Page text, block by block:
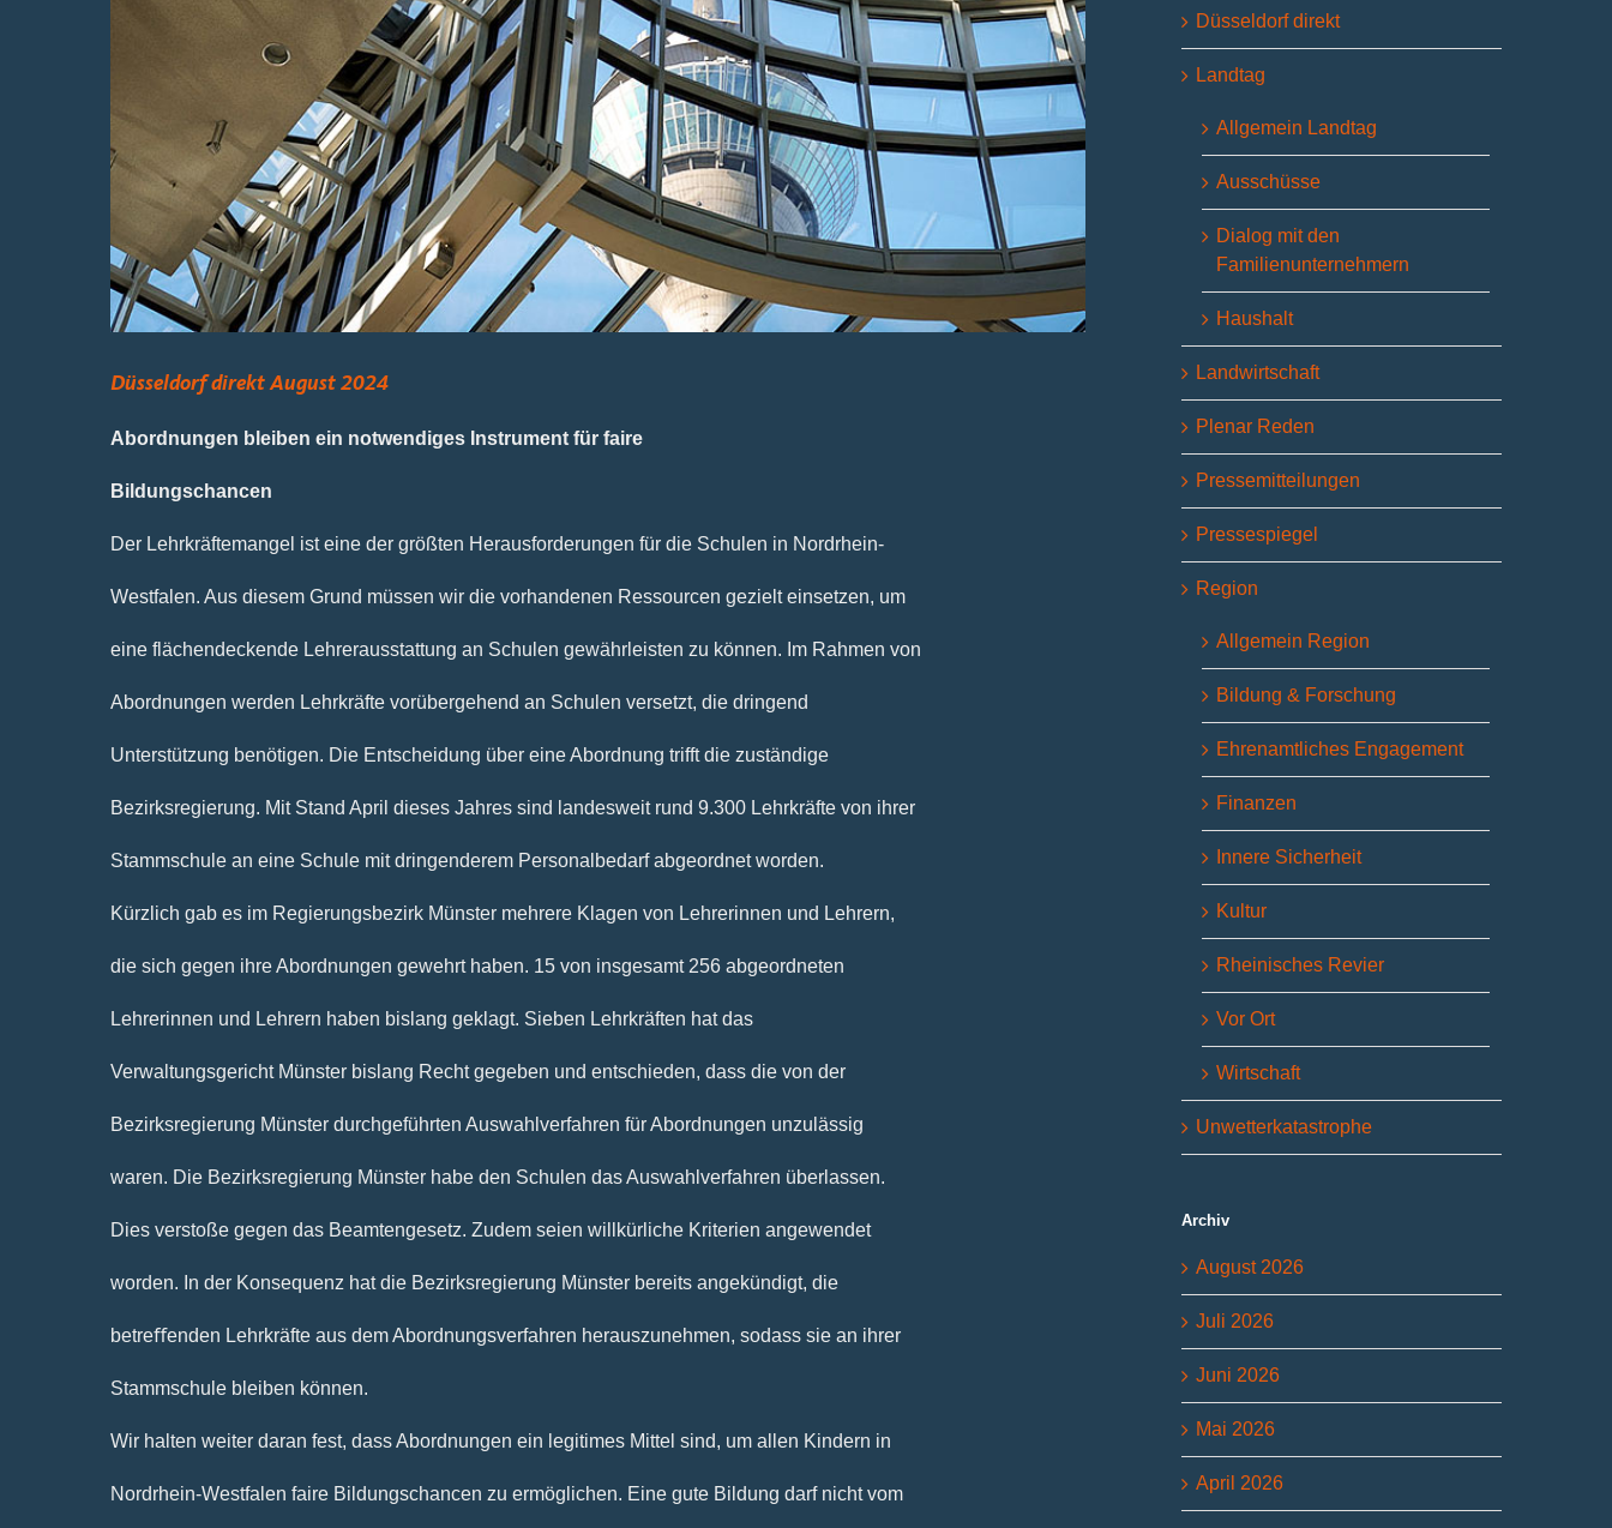
Düsseldorf direkt August 2024
Abordnungen bleiben ein notwendiges Instrument für faire
Bildungschancen
Der Lehrkräftemangel ist eine der größten Herausforderungen für die Schulen in Nordrhein-
Westfalen. Aus diesem Grund müssen wir die vorhandenen Ressourcen gezielt einsetzen, um
eine flächendeckende Lehrerausstattung an Schulen gewährleisten zu können. Im Rahmen von
Abordnungen werden Lehrkräfte vorübergehend an Schulen versetzt, die dringend
Unterstützung benötigen. Die Entscheidung über eine Abordnung trifft die zuständige
Bezirksregierung. Mit Stand April dieses Jahres sind landesweit rund 9.300 Lehrkräfte von ihrer
Stammschule an eine Schule mit dringenderem Personalbedarf abgeordnet worden.
Kürzlich gab es im Regierungsbezirk Münster mehrere Klagen von Lehrerinnen und Lehrern,
die sich gegen ihre Abordnungen gewehrt haben. 15 von insgesamt 256 abgeordneten
Lehrerinnen und Lehrern haben bislang geklagt. Sieben Lehrkräften hat das
Verwaltungsgericht Münster bislang Recht gegeben und entschieden, dass die von der
Bezirksregierung Münster durchgeführten Auswahlverfahren für Abordnungen unzulässig
waren. Die Bezirksregierung Münster habe den Schulen das Auswahlverfahren überlassen.
Dies verstoße gegen das Beamtengesetz. Zudem seien willkürliche Kriterien angewendet
worden. In der Konsequenz hat die Bezirksregierung Münster bereits angekündigt, die
betreﬀenden Lehrkräfte aus dem Abordnungsverfahren herauszunehmen, sodass sie an ihrer
Stammschule bleiben können.
Wir halten weiter daran fest, dass Abordnungen ein legitimes Mittel sind, um allen Kindern in
Nordrhein-Westfalen faire Bildungschancen zu ermöglichen. Eine gute Bildung darf nicht vom
Düsseldorf direkt
Landtag
Allgemein Landtag
Ausschüsse
Dialog mit den
Familienunternehmern
Haushalt
Landwirtschaft
Plenar Reden
Pressemitteilungen
Pressespiegel
Region
Allgemein Region
Bildung & Forschung
Ehrenamtliches Engagement
Finanzen
Innere Sicherheit
Kultur
Rheinisches Revier
Vor Ort
Wirtschaft
Unwetterkatastrophe
Archiv
August 2026
Juli 2026
Juni 2026
Mai 2026
April 2026